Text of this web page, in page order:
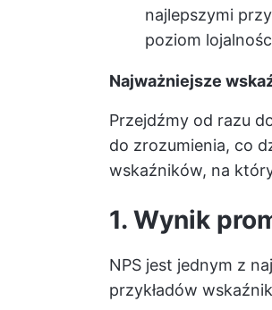
najlepszymi
poziom
Najważniejsze
Przejdźmy od razu
do zrozumienia, co
wskaźników, na
1. Wynik
NPS jest jednym z
przykładów